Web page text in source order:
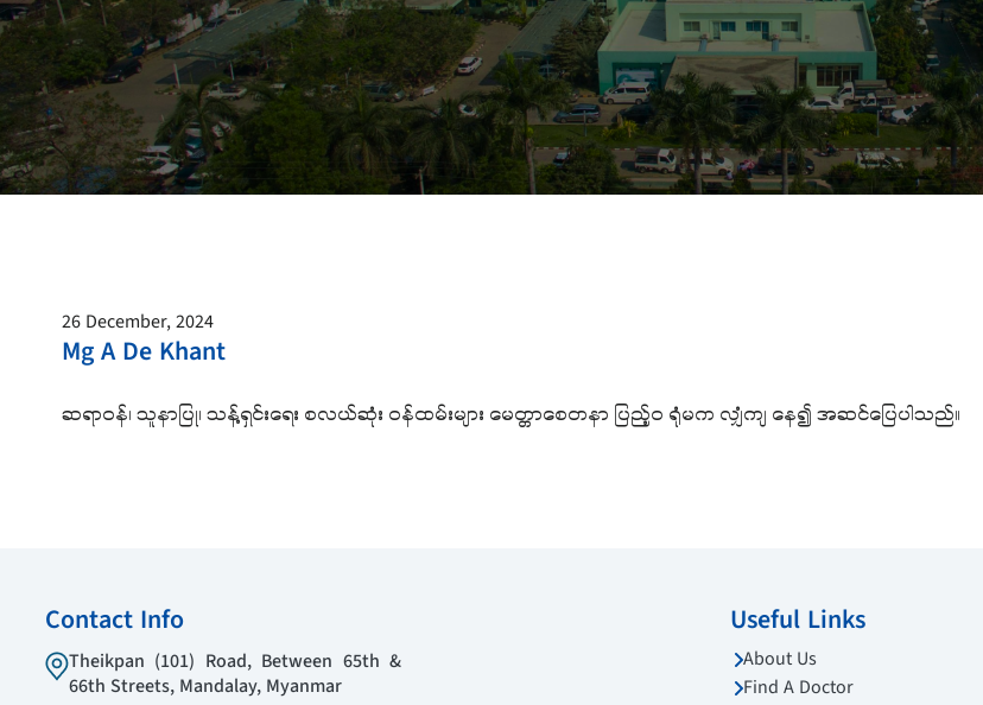
26 December, 2024
Mg A De Khant
ဆရာဝန်၊ သူနာပြု၊ သန့်ရှင်းရေး စလယ်ဆုံး ဝန်ထမ်းများ မေတ္တာစေတနာ ပြည့်ဝ ရုံမက လျှံကျ နေ၍ အဆင်ပြေပါသည်။
Contact Info
Theikpan (101) Road, Between 65th &
66th Streets, Mandalay, Myanmar
Useful Links
About Us
Find A Doctor